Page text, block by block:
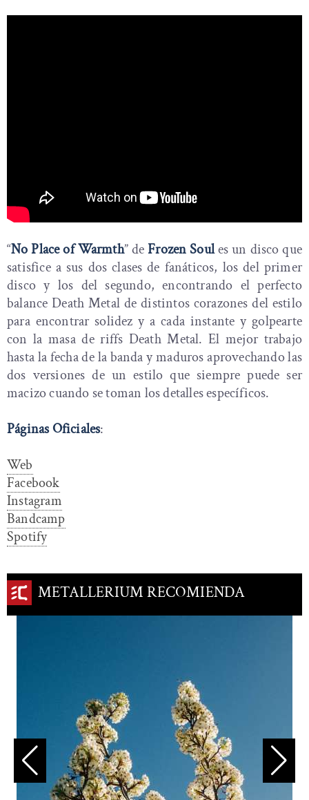
“No Place of Warmth” deFrozen Soules un disco que
satisfice a sus dos clases de fanáticos, los del primer
disco y los del segundo, encontrando el perfecto
balance Death Metal de distintos corazones del estilo
para encontrar solidez y a cada instante y golpearte
con la masa de riffs Death Metal. El mejor trabajo
hasta la fecha de la banda y maduros aprovechando las
dos versiones de un estilo que siempre puede ser
macizo cuando se toman los detalles específicos.
Páginas Oficiales:
Web
Facebook
Instagram
Bandcamp
Spotify
METALLERIUM RECOMIENDA